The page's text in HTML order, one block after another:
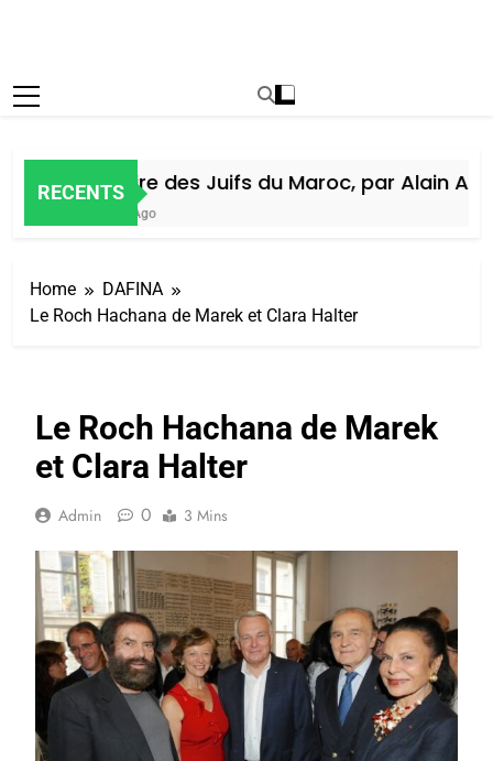
RECENTS
Histoire des Juifs du Maroc, par Alain Amiel
7 Jours Ago
Home
DAFINA
Le Roch Hachana de Marek et Clara Halter
Le Roch Hachana de Marek
et Clara Halter
Admin 0 3 Mins